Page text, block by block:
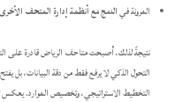
المرونة فيالدمج مع أنظمة إدارة المتحف الأخرى
نتيجةً لذلك، أصبحت متاحف الرياض قادرة على
التحول الذكي لا يرفع فقط من دقة البيانات، بل
التخطيط الاستراتيجي، وتخصيص الموارد. يعكس